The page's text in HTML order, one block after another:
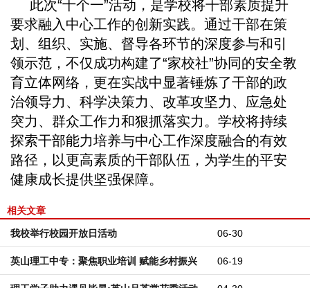
此次“十个一”活动，是学校将干部素质提升
要求融入中心工作的创新实践。通过干部在策
划、组织、实施、督导各环节的深度参与和引
领示范，不仅成功构建了“家校社”协同的安全教
育立体网络，更在实战中显著锤炼了干部的政
治领导力、科学决策力、改革攻坚力、应急处
突力、群众工作力和狠抓落实力。学校将持续
探索干部能力培养与中心工作深度融合的有效
路径，以更高素质的干部队伍，为学生的平安
健康成长提供坚强保障。
相关文章
06-30
我校举行校园开放日活动
06-19
英山理工中专：聚焦职业培训 赋能乡村振兴